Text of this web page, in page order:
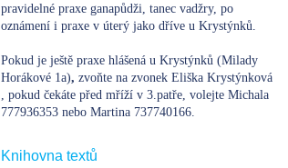
pravidelné praxe ganapůdži, tanec vadžry, po
oznámení i praxe v úterý jako dříve u Krystýnků.
Pokud je ještě praxe hlášená u Krystýnků (Milady
Horákové 1a), zvoňte na zvonek Eliška Krystýnková
, pokud čekáte před mříží v 3.patře, volejte Michala
777936353 nebo Martina 737740166.
Knihovna textů